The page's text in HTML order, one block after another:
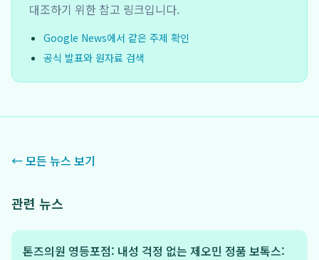
대조하기 위한 참고 링크입니다.
Google News에서 같은 주제 확인
공식 발표와 원자료 검색
← 모든 뉴스 보기
관련 뉴스
톤즈의원 영등포점: 내성 걱정 없는 제오민 정품 보톡스: